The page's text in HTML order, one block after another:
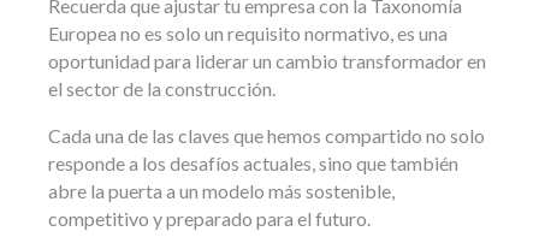
Recuerda que ajustar tu empresa con la Taxonomía
Europea no es solo un requisito normativo, es una
oportunidad para liderar un cambio transformador en
el sector de la construcción.
Cada una de las claves que hemos compartido no solo
responde a los desafíos actuales, sino que también
abre la puerta a un modelo más sostenible,
competitivo y preparado para el futuro.